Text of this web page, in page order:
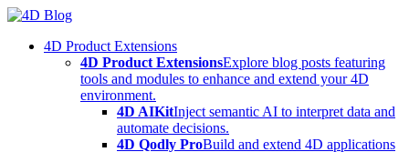
Skip
content4D Product Extensions
4D Product ExtensionsExplore blog posts featuring
tools and modules to enhance and extend your 4D
environment.
4D AIKitInject semantic AI to interpret data and
automate decisions.
4D Qodly ProBuild and extend 4D applications